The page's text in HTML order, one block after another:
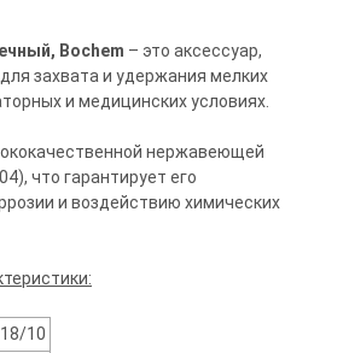
Bochem – это аксессуар,
захвата и удержания мелких
и медицинских условиях.
нержавеющей
что гарантирует его
и воздействию химических
10